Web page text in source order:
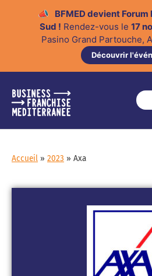
📣
BFMED devient
Sud ! Rendez-vous le 17
Pasino Grand Partouche,
Découvrir
Accueil » 2023 » Axa